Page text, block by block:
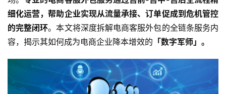
细化运营，帮助企业实现从流量承接、订单促成到危机管控
的完整闭环。本文将深度拆解电商客服外包的全链条服务内
容，揭示其如何成为电商企业降本增效的 「数字军师」。